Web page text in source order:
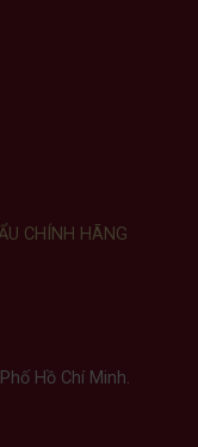
CHÍNH HÃNG
Hồ Chí Minh.